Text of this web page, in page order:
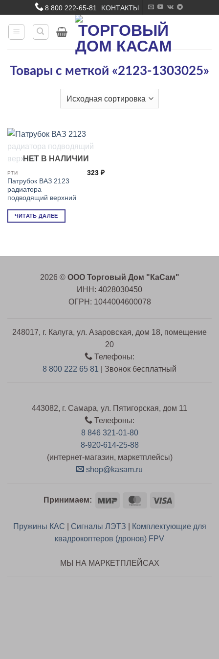
content
8 800 222-65-81 KОНТАКТЫ
Товары с меткой «2123-1303025»
НЕТ В НАЛИЧИИ
РТИ
Патрубок ВАЗ 2123
радиатора
подводящий верхний
323₽
ЧИТАТЬ ДАЛЕЕ
2026 © ООО Торговый Дом "КаСам"
ИНН: 4028030450
ОГРН: 1044004600078
248017, г. Калуга, ул. Азаровская, дом 18, помещение
20
Телефоны:
8 800 222 65 81 | Звонок бесплатный
443082, г. Самара, ул. Пятигорская, дом 11
Телефоны:
8 846 321-01-80
8-920-614-25-88
(интернет-магазин, маркетплейсы)
shop@kasam.ru
Принимаем: Mir MasterCard
Visa
Пружины КАС Сигналы ЛЭТЗ
Комплектующие для
квадрокоптеров (дронов) FPV
МЫ НА МАРКЕТПЛЕЙСАХ